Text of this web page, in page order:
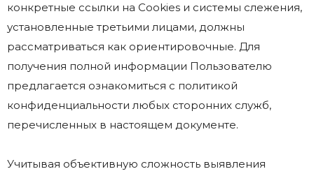
конкретные ссылки на Cookies и системы слежения,
установленные третьими лицами, должны
рассматриваться как ориентировочные. Для
получения полной информации Пользователю
предлагается ознакомиться с политикой
конфиденциальности любых сторонних служб,
перечисленных в настоящем документе.
Учитывая объективную сложность выявления